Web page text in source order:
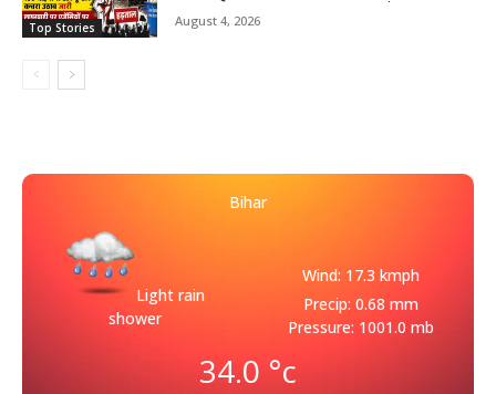
Top Stories August 4, 2026
Bihar
Light rain
shower
Wind: 17.3 kmph
Precip: 0.68 mm
Pressure: 1001.0 mb
34.0 °c